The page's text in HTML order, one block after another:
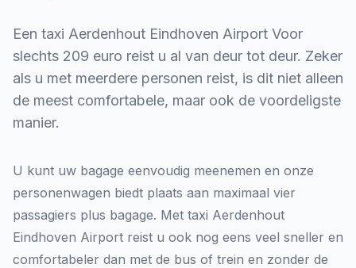
Een taxi Aerdenhout Eindhoven Airport Voor
slechts 209 euro reist u al van deur tot deur. Zeker
als u met meerdere personen reist, is dit niet alleen
de meest comfortabele, maar ook de voordeligste
manier.
U kunt uw bagage eenvoudig meenemen en onze
personenwagen biedt plaats aan maximaal vier
passagiers plus bagage. Met taxi Aerdenhout
Eindhoven Airport reist u ook nog eens veel sneller en
comfortabeler dan met de bus of trein en zonder de